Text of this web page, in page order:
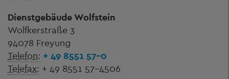
Dienstgebäude Wolfstein
Wolfkerstraße 3
94078 Freyung
Telefon: + 49 8551 57-0
Telefax: + 49 8551 57-4506